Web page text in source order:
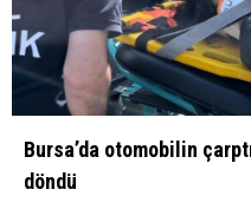
Bursa’da otomobilin
döndü